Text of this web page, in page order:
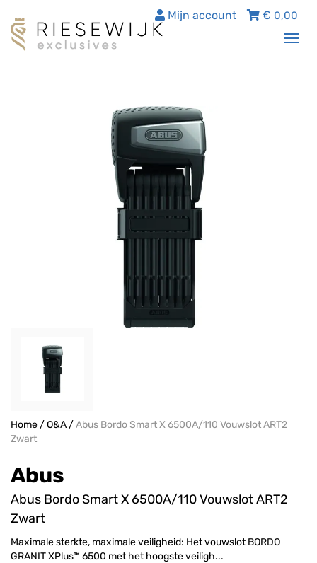
€ 0,00
Mijn account
Home/O&A/Abus Bordo Smart X 6500A/110 Vouwslot ART2
Zwart
Abus
Abus Bordo Smart X 6500A/110 Vouwslot ART2
Zwart
Maximale sterkte, maximale veiligheid: Het vouwslot BORDO
GRANIT XPlus™ 6500 met het hoogste veiligh...